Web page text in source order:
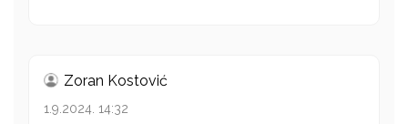
Zoran Kostović
1.9.2024. 14:32